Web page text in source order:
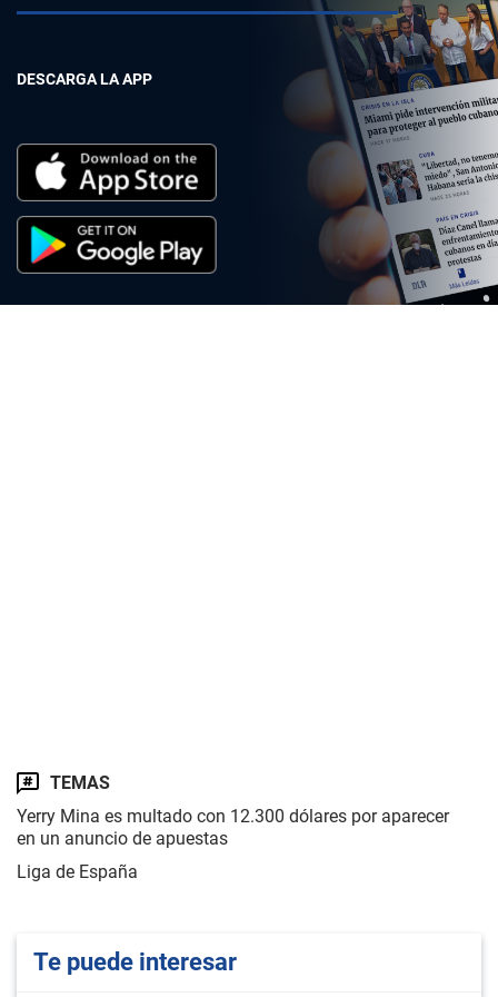
DESCARGA LA APP
TEMAS
Yerry Mina es multado con 12.300 dólares por aparecer
en un anuncio de apuestas
Liga de España
Te puede interesar